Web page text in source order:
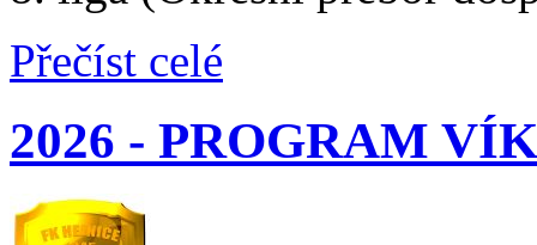
Přečíst celé
2026 - PROGRAM